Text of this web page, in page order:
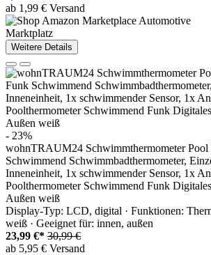
ab 1,99 € Versand
Marktplatz
Weitere Details
- 23%
wohnTRAUM24 Schwimmthermometer Pool
Schwimmend Schwimmbadthermometer,
Inneneinheit, 1x schwimmender Sensor, 1x
Poolthermometer Schwimmend Funk
Außen weiß
Display-Typ: LCD, digital · Funktionen:
weiß · Geeignet für: innen, außen
23,99 €* 30,99 €
ab 5,95 € Versand